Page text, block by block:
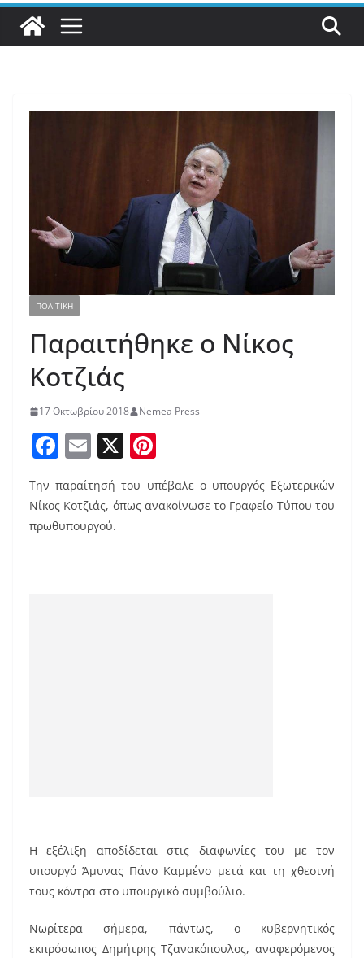
ΠΟΛΙΤΙΚΗ
Παραιτήθηκε ο Νίκος
Κοτζιάς
17 Οκτωβρίου 2018 Nemea Press
F
c
e
E
m
ai
l
X
nt
er
Την παραίτησή του υπέβαλε ο υπουργός Εξωτερικών
Νίκος Κοτζιάς, όπως ανακοίνωσε το Γραφείο Τύπου του
πρωθυπουργού.
Η εξέλιξη αποδίδεται στις διαφωνίες του με τον
υπουργό Άμυνας Πάνο Καμμένο μετά και τη χθεσινή
τους κόντρα στο υπουργικό συμβούλιο.
Νωρίτερα σήμερα, πάντως, ο κυβερνητικός
εκπρόσωπος Δημήτρης Τζανακόπουλος, αναφερόμενος